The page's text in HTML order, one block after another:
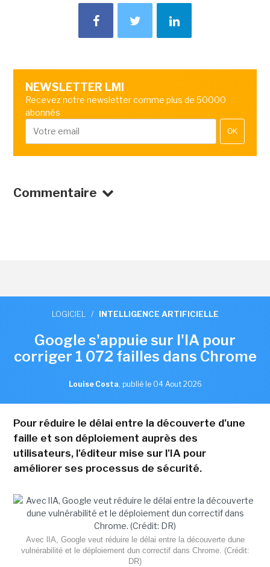
NEWSLETTER LMI
Recevez notre newsletter comme plus de 50000
abonnés
OK
Commentaire
LOGICIEL / INTELLIGENCE ARTIFICIELLE
Google s'appuie sur l'IA pour
corriger 1 072 failles dans Chrome
Louise Costa, publié le 04 Aout 2026
Pour réduire le délai entre la découverte d'une
faille et son déploiement auprès des
utilisateurs, l'éditeur mise sur l'IA pour
améliorer ses processus de sécurité.
Avec lIA, Google veut réduire le délai entre la découverte dune
vulnérabilité et le déploiement dun correctif dans Chrome. (Crédit:
DR)